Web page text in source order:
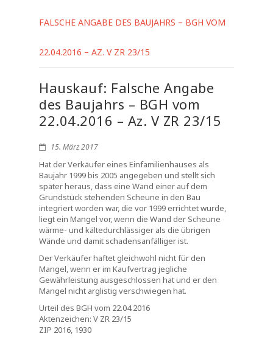
FALSCHE ANGABE DES BAUJAHRS – BGH VOM
22.04.2016 – AZ. V ZR 23/15
Hauskauf: Falsche Angabe
des Baujahrs – BGH vom
22.04.2016 – Az. V ZR 23/15
15. März 2017
Hat der Verkäufer eines Einfamilienhauses als
Baujahr 1999 bis 2005 angegeben und stellt sich
später heraus, dass eine Wand einer auf dem
Grundstück stehenden Scheune in den Bau
integriert worden war, die vor 1999 errichtet wurde,
liegt ein Mangel vor, wenn die Wand der Scheune
wärme- und kältedurchlässiger als die übrigen
Wände und damit schadensanfälliger ist.
Der Verkäufer haftet gleichwohl nicht für den
Mangel, wenn er im Kaufvertrag jegliche
Gewährleistung ausgeschlossen hat und er den
Mangel nicht arglistig verschwiegen hat.
Urteil des BGH vom 22.04.2016
Aktenzeichen: V ZR 23/15
ZIP 2016, 1930